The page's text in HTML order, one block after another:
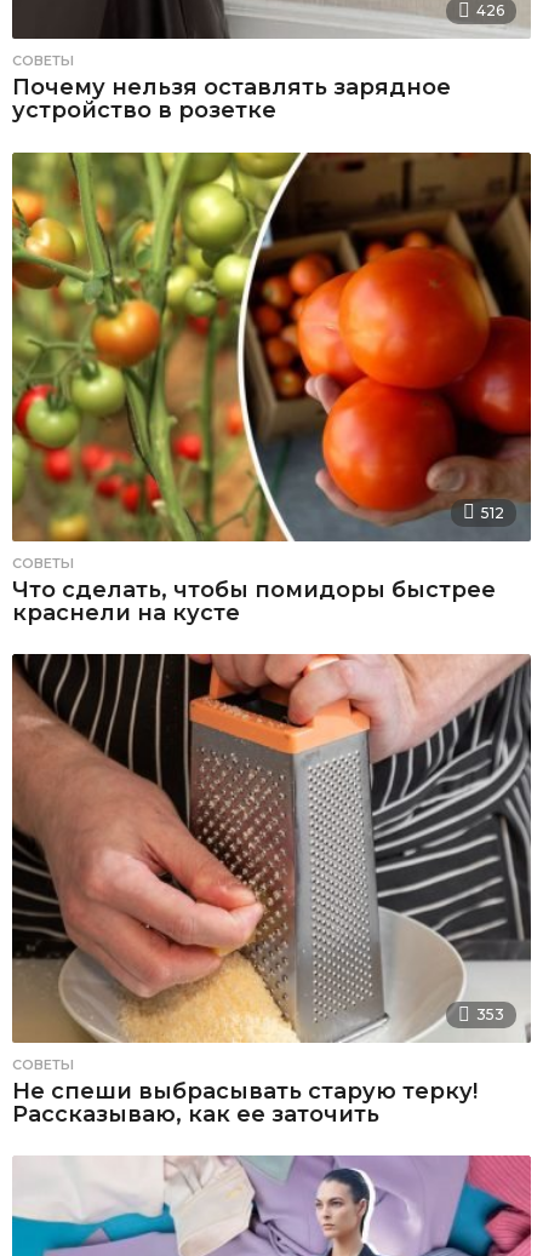
426
СОВЕТЫ
Почему нельзя оставлять зарядное
устройство в розетке
512
СОВЕТЫ
Что сделать, чтобы помидоры быстрее
краснели на кусте
353
СОВЕТЫ
Не спеши выбрасывать старую терку!
Рассказываю, как ее заточить